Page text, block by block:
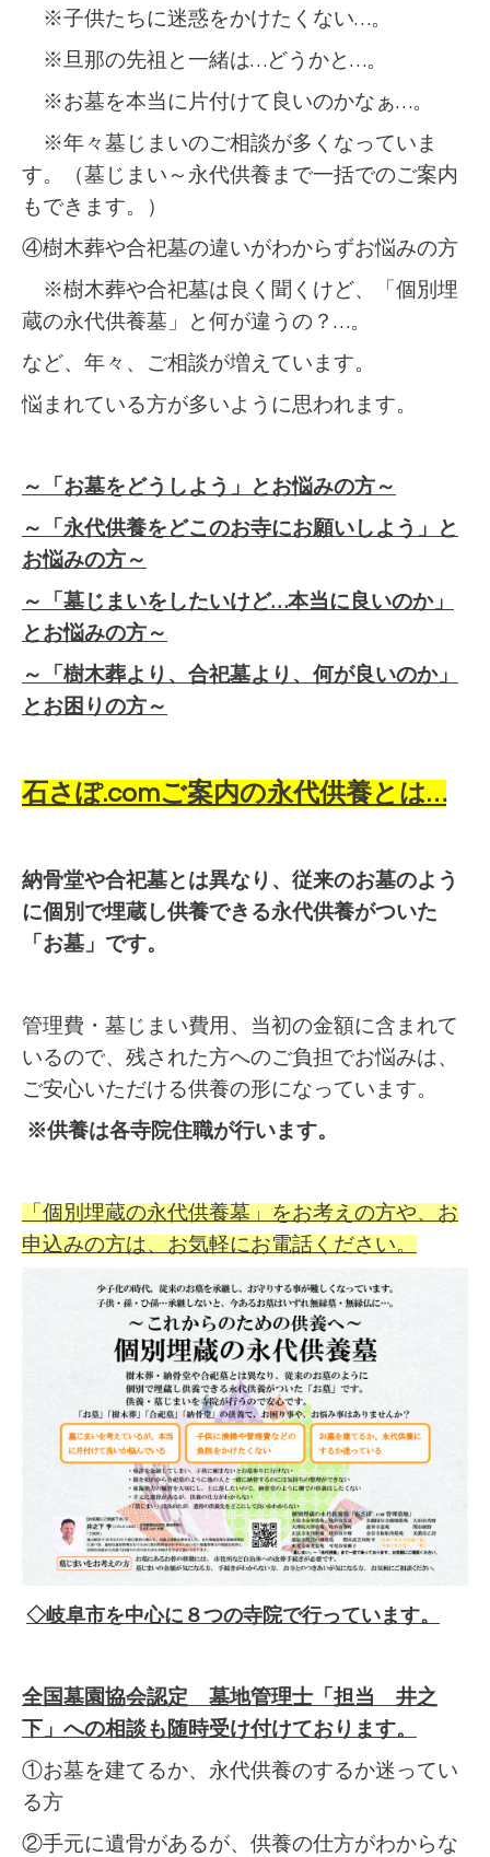
※子供たちに迷惑をかけたくない…。
※旦那の先祖と一緒は…どうかと…。
※お墓を本当に片付けて良いのかなぁ…。
※年々墓じまいのご相談が多くなっていま
す。（墓じまい～永代供養まで一括でのご案内
もできます。）
④樹木葬や合祀墓の違いがわからずお悩みの方
※樹木葬や合祀墓は良く聞くけど、「個別埋
蔵の永代供養墓」と何が違うの？…。
など、年々、ご相談が増えています。
悩まれている方が多いように思われます。
～「お墓をどうしよう」とお悩みの方～
～「永代供養をどこのお寺にお願いしよう」と
お悩みの方～
～「墓じまいをしたいけど…本当に良いのか」
とお悩みの方～
～「樹木葬より、合祀墓より、何が良いのか」
とお困りの方～
石さぽ.comご案内の永代供養とは…
納骨堂や合祀墓とは異なり、従来のお墓のよう
に個別で埋蔵し供養できる永代供養がついた
「お墓」です。
管理費・墓じまい費用、当初の金額に含まれて
いるので、残された方へのご負担でお悩みは、
ご安心いただける供養の形になっています。
※供養は各寺院住職が行います。
「個別埋蔵の永代供養墓」をお考えの方や、お
申込みの方は、お気軽にお電話ください。
◇岐阜市を中心に８つの寺院で行っています。
全国墓園協会認定 墓地管理士「担当 井之
下」への相談も随時受け付けております。
①お墓を建てるか、永代供養のするか迷ってい
る方
②手元に遺骨があるが、供養の仕方がわからな